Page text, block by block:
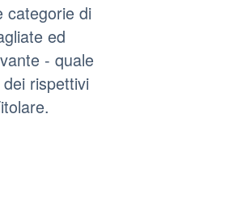
categorie di
ed
- quale
rispettivi